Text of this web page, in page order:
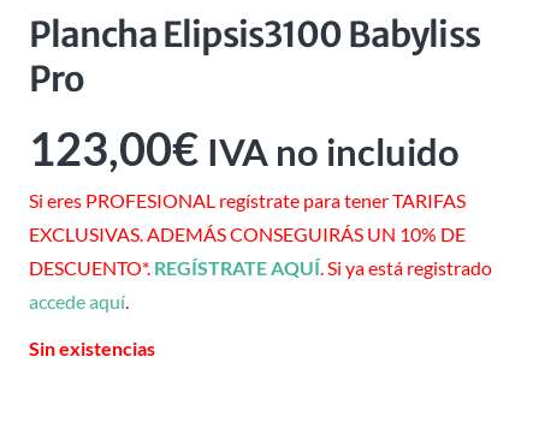
Plancha Elipsis3100 Babyliss
Pro
123,00€ IVA no incluido
Si eres PROFESIONAL regístrate para tener TARIFAS
EXCLUSIVAS. ADEMÁS CONSEGUIRÁS UN 10% DE
DESCUENTO*. REGÍSTRATE AQUÍ. Si ya está registrado
accede aquí
Sin existencias